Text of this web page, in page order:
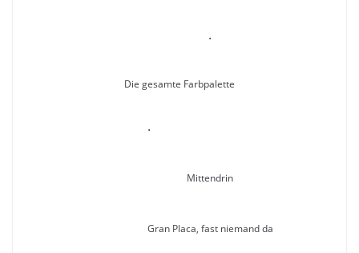
.
Die gesamte Farbpalette
.
Mittendrin
Gran Placa, fast niemand da